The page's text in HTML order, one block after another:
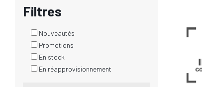
Filtres
Nouveautés
Promotions
En stock
En réapprovisionnement